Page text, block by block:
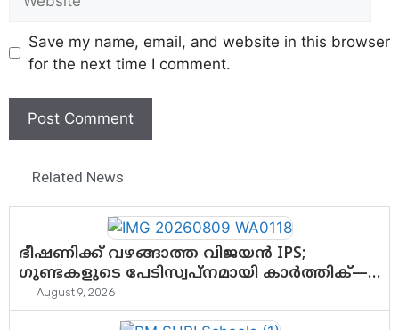
Save my name, email, and website in this browser
for the next time I comment.
Related News
ഭീഷണിക്ക് വഴങ്ങാത്ത വിജയൻ IPS;
ഗുണ്ടകളുടെ പേടിസ്വപ്നമായി കാർത്തിക്—
ചെന്നിത്തലയുടെ ‘പവർ ഹോം’
ഓപ്പറേഷനിൽ ആയങ്കി കുടുങ്ങി!
August 9, 2026